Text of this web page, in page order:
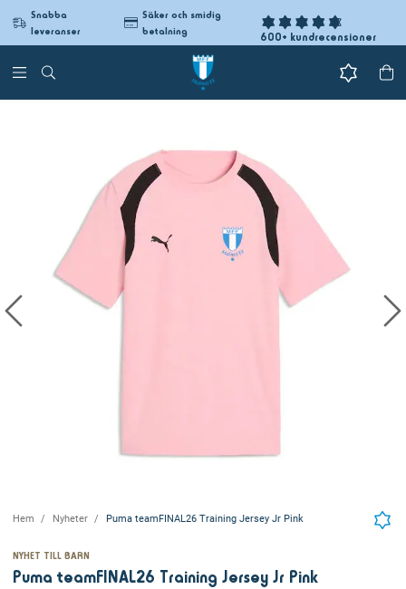
Snabba
leveranser
Säker och smidig
betalning
600+ kundrecensioner
Hem Nyheter Puma teamFINAL26 Training Jersey Jr Pink
NYHET TILL BARN
Puma teamFINAL26 Training Jersey Jr Pink